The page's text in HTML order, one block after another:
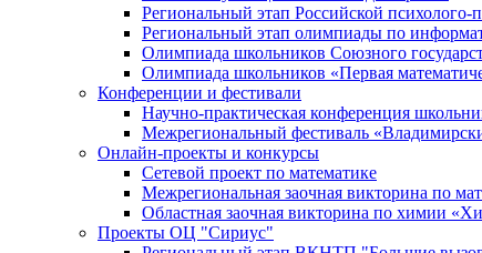
Региональный этап Российской
Региональный этап олимпиады по
Олимпиада школьников Союзного
Олимпиада школьников «Первая
Конференции и фестивали
Научно-практическая конференция
Межрегиональный фестиваль
Онлайн-проекты и конкурсы
Сетевой проект по математике
Межрегиональная заочная викторина по
Областная заочная викторина по химии
Проекты ОЦ "Сириус"